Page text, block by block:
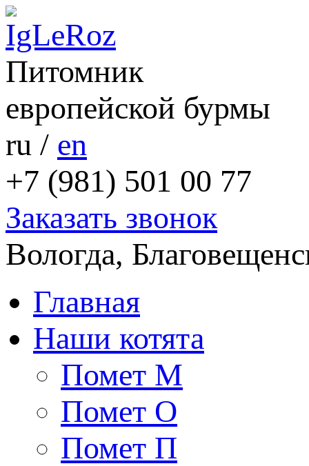
Питомник
европейской бурмы
ru / en
+7 (981) 501 00 77
Заказать звонок
Вологда,
Главная
Наши котята
Помет М
Помет О
Помет П